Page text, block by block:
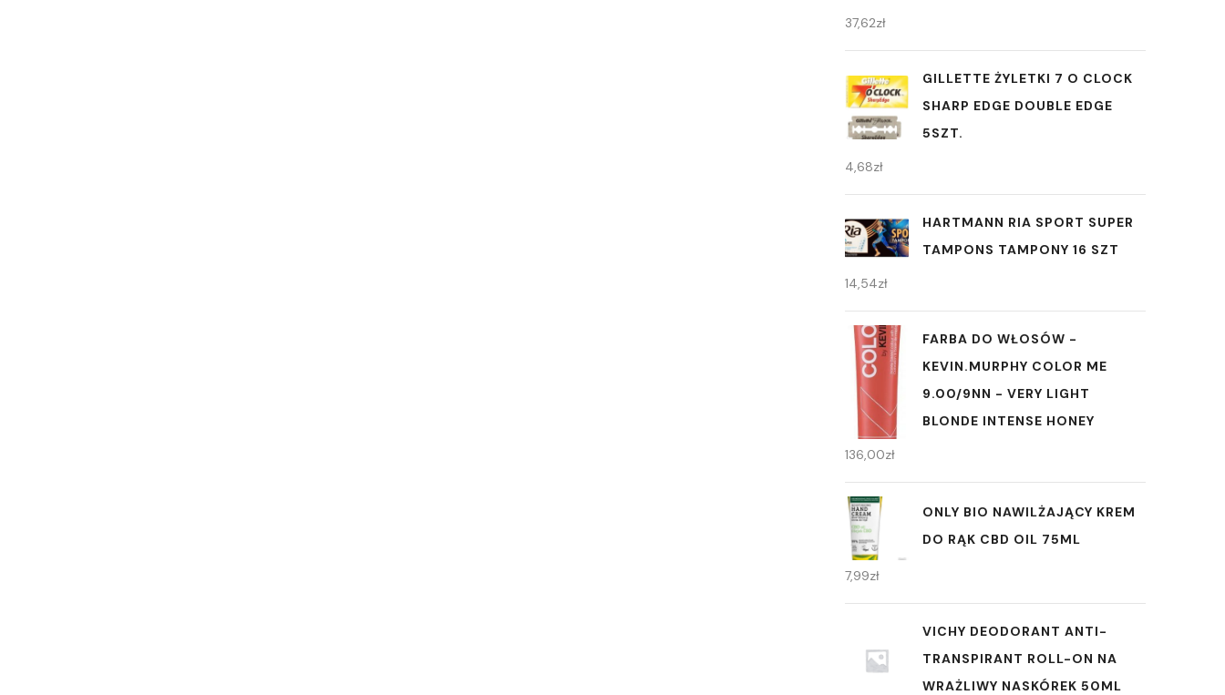
37,62zł
GILLETTE ŻYLETKI 7 O CLOCK
SHARP EDGE DOUBLE EDGE
5SZT.
4,68zł
HARTMANN RIA SPORT SUPER
TAMPONS TAMPONY 16 SZT
14,54zł
FARBA DO WŁOSÓW -
KEVIN.MURPHY COLOR ME
9.00/9NN - VERY LIGHT
BLONDE INTENSE HONEY
136,00zł
ONLY BIO NAWILŻAJĄCY KREM
DO RĄK CBD OIL 75ML
7,99zł
VICHY DEODORANT ANTI-
TRANSPIRANT ROLL-ON NA
WRAŻLIWY NASKÓREK 50ML